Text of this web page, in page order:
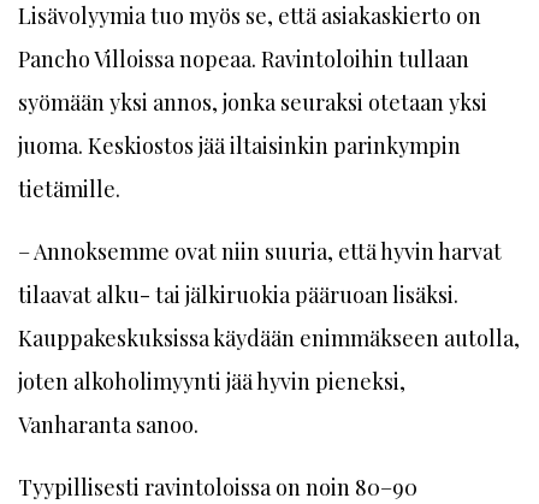
Lisävolyymia tuo myös se, että asiakaskierto on
Pancho Villoissa nopeaa. Ravintoloihin tullaan
syömään yksi annos, jonka seuraksi otetaan yksi
juoma. Keskiostos jää iltaisinkin parinkympin
tietämille.
– Annoksemme ovat niin suuria, että hyvin harvat
tilaavat alku- tai jälkiruokia pääruoan lisäksi.
Kauppakeskuksissa käydään enimmäkseen autolla,
joten alkoholimyynti jää hyvin pieneksi,
Vanharanta sanoo.
Tyypillisesti ravintoloissa on noin 80–90